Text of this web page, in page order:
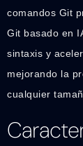
comandos Git
Git basado en
sintaxis y
mejorando la
cualquier